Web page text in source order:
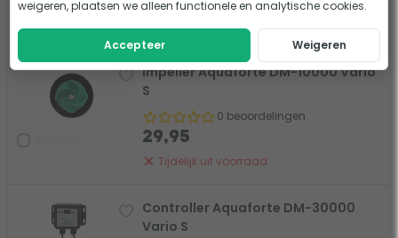
Vergelijk
Impeller Aquaforte DM-10000 Vario
S
0 beoordelingen
Tijdelijk uit voorraad
29,95
Controller Aquaforte DM-30000
Vario S
weigeren, plaatsen we alleen functionele en analytische cookies.
Accepteer Weigeren